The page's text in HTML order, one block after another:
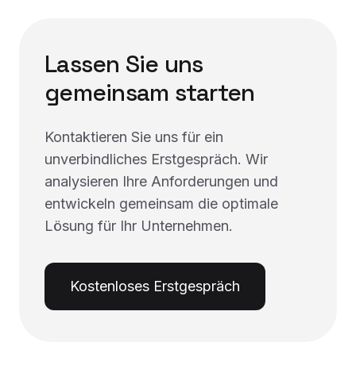
Lassen Sie uns
gemeinsam starten
Kontaktieren Sie uns für ein
unverbindliches Erstgespräch. Wir
analysieren Ihre Anforderungen und
entwickeln gemeinsam die optimale
Lösung für Ihr Unternehmen.
Kostenloses Erstgespräch